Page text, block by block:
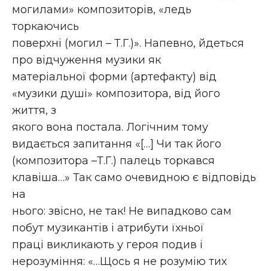
могилами» композиторів, «ледь
торкаючись
поверхні (могил – Т.Г.)». Напевно, йдеться
про відчуження музики як
матеріальної форми (артефакту) від
«музики душі» композитора, від його
життя, з
якого вона постала. Логічним тому
видається запитання «[…] Чи так його
(композитора –Т.Г.) палець торкався
клавіша…» Так само очевидною є відповідь
на
нього: звісно, не так! Не випадково сам
побут музикантів і атрибути їхньої
праці викликають у героя подив і
нерозуміння: «…Щось я не розумію тих